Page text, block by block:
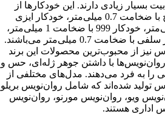
بسیار زیادی دارند. این خودکارها از
جمله خودکار سافت تاچ با ضخامت 0.7 میلی‌متر، خودکار ایزی
آفیس با ضخامت 1 میلی‌متر، خودکار 999 با ضخامت 1 میلی‌متر،
0.7 میلی‌متر می‌باشند.
از محبوب‌ترین محصولات این برند
با داشتن جوهر ژله‌ای، حس و
را به فرد می‌دهند. مدل‌های مختلفی از
شده‌اند که شامل روان‌نویس
ویو، روان‌نویس مورنو، روان‌نویس
اداری هستند.